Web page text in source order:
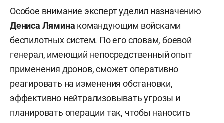
Особое внимание эксперт уделил назначению
Дениса Лямина командующим войсками
беспилотных систем. По его словам, боевой
генерал, имеющий непосредственный опыт
применения дронов, сможет оперативно
реагировать на изменения обстановки,
эффективно нейтрализовывать угрозы и
планировать операции так, чтобы наносить